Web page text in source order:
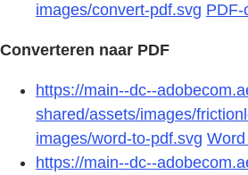
images/convert-pdf.svg PDF-
Converteren naar PDF
https://main--dc--
shared/assets/images/
images/word-to-pdf.svg
https://main--dc--